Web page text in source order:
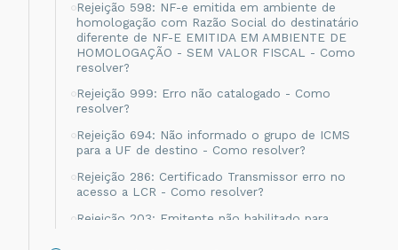
Rejeição 598: NF-e emitida em ambiente de
homologação com Razão Social do destinatário
diferente de NF-E EMITIDA EM AMBIENTE DE
HOMOLOGAÇÃO - SEM VALOR FISCAL - Como
resolver?
Rejeição 999: Erro não catalogado - Como
resolver?
Rejeição 694: Não informado o grupo de ICMS
para a UF de destino - Como resolver?
Rejeição 286: Certificado Transmissor erro no
acesso a LCR - Como resolver?
Rejeição 203: Emitente não habilitado para